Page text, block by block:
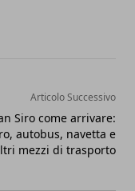
Articolo Successivo
Siro come arrivare:
autobus, navetta e
mezzi di trasporto